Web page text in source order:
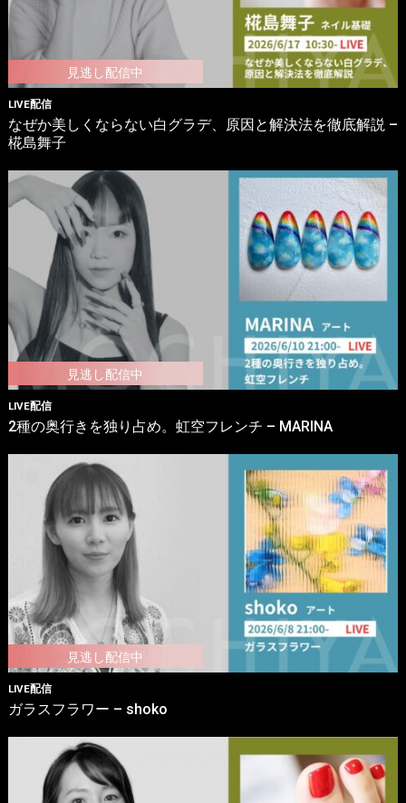
LIVE配信
なぜか美しくならない白グラデ、原因と解決法を徹底解説 –
椛島舞子
LIVE配信
2種の奥行きを独り占め。虹空フレンチ – MARINA
LIVE配信
ガラスフラワー – shoko